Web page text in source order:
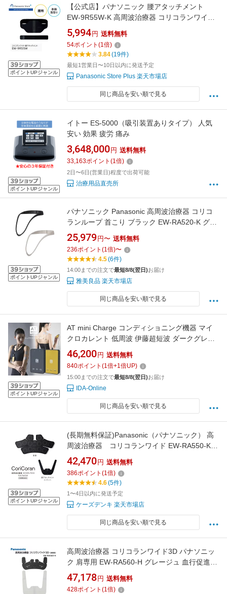
ポイントUPジャンル
【公式店】パナソニック 腰アタッチメント
EW-9R55W-K 高周波治療器 コリコランワイド
（本体：EW-RA550Wは別売り）
5,994 円 送料無料
54ポイント (1倍)
3.84(19件)
最短1営業日〜10日以内に発送予定
Panasonic Store Plus 楽天市場店
同じ商品を安い順で見る
ポイントUPジャンル
イトー ES-5000（吸引装置ありタイプ） 人気
安い 効果 疲労 痛み
3,648,000 円 送料無料
33,163ポイント (1倍)
2日〜6日(営業日)程度で出荷可能
治療用品直売所
ポイントUPジャンル
パナソニック Panasonic 高周波治療器 コリコ
ランループ 首こり ブラック EW-RA520-K グレ
ージュ EW-RA520-H 簡単着脱 首にかけるだけ
ループ形状 目立ちにくい 首 管理医療機器
25,979 円〜 送料無料
236ポイント (1倍)〜
4.5(6件)
14:00までの注文で最短8/8(翌日)お届け
雅美良品 楽天市場店
同じ商品を安い順で見る
ポイントUPジャンル
AT mini Charge コンディショニング機器 マイ
クロカレント 低周波 伊藤超短波 ダークグレー
イエローゴールド 粘着パッド付属 ボディケア
マッサージ器 マッサージ トレーニング アスリ
ート 電気治療器 治療器 日本全国送料&代引手
数料無料
46,200 円 送料無料
840ポイント (1倍+1倍UP)
15:00までの注文で最短8/8(翌日)お届け
IDA-Online
同じ商品を安い順で見る
ポイントUPジャンル
(長期無料保証)Panasonic（パナソニック） 高
周波治療器 コリコランワイド EW-RA550-K
ブラック
42,470 円 送料無料
386ポイント (1倍)
4.6(5件)
1〜4日以内に発送予定
ケーズデンキ 楽天市場店
同じ商品を安い順で見る
高周波治療器 コリコランワイド3D パナソニッ
ク 肩専用 EW-RA560-H グレージュ 血行促進
簡単装着 敬老の日 母の日 父の日 誕生日 ギフト
プレゼント
47,178 円 送料無料
428ポイント (1倍)